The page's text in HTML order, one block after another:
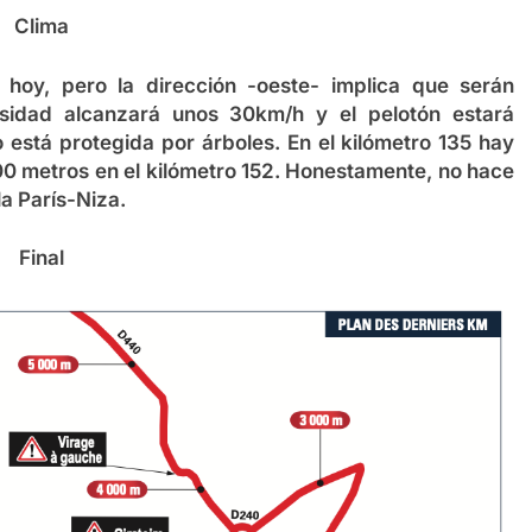
Clima
pero la dirección -oeste- implica que serán
alcanzará unos 30km/h y el pelotón estará
protegida por árboles. En el kilómetro 135 hay
metros en el kilómetro 152. Honestamente, no hace
París-Niza.
Final